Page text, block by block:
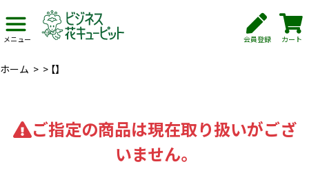
メニュー 会員登録 カート
ホーム > > 【】
ご指定の商品は現在取り扱いがござ
いません。